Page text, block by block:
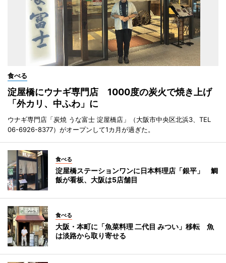
食べる
淀屋橋にウナギ専門店 1000度の炭火で焼き上げ
「外カリ、中ふわ」に
ウナギ専門店「炭焼 うな富士 淀屋橋店」（大阪市中央区北浜3、TEL
06-6926-8377）がオープンして1カ月が過ぎた。
食べる
淀屋橋ステーションワンに日本料理店「銀平」 鯛
飯が看板、大阪は5店舗目
食べる
大阪・本町に「魚菜料理 二代目 みつい」移転 魚
は淡路から取り寄せる